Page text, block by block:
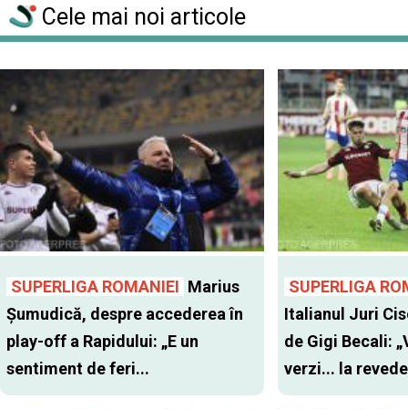
Cele mai noi articole
SUPERLIGA ROMANIEI Marius
Șumudică, despre accederea în
play-off a Rapidului: „E un
sentiment de feri...
SUPERLIGA
Italianul Juri
de Gigi Becali:
verzi... la